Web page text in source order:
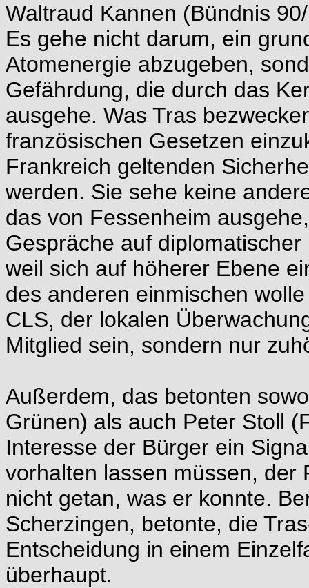
Waltraud Kannen (Bündnis
Es gehe nicht darum, ein
Atomenergie abzugeben,
Gefährdung, die durch das
ausgehe. Was Tras
französischen Gesetzen
Frankreich geltenden
werden. Sie sehe keine
das von Fessenheim
Gespräche auf
weil sich auf höherer Ebene
des anderen einmischen
CLS, der lokalen
Mitglied sein, sondern nur
Außerdem, das betonten
Grünen) als auch Peter Stoll
Interesse der Bürger ein
vorhalten lassen müssen, der
nicht getan, was er konnte.
Scherzingen, betonte, die
Entscheidung in einem
überhaupt.